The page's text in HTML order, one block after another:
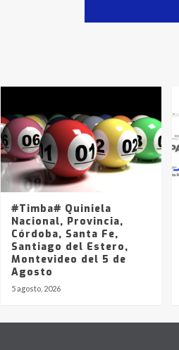
3
4
#Timba# Quiniela
Nacional, Provincia,
Córdoba, Santa Fe,
Santiago del Estero,
Montevideo del 5 de
Agosto
5 agosto, 2026